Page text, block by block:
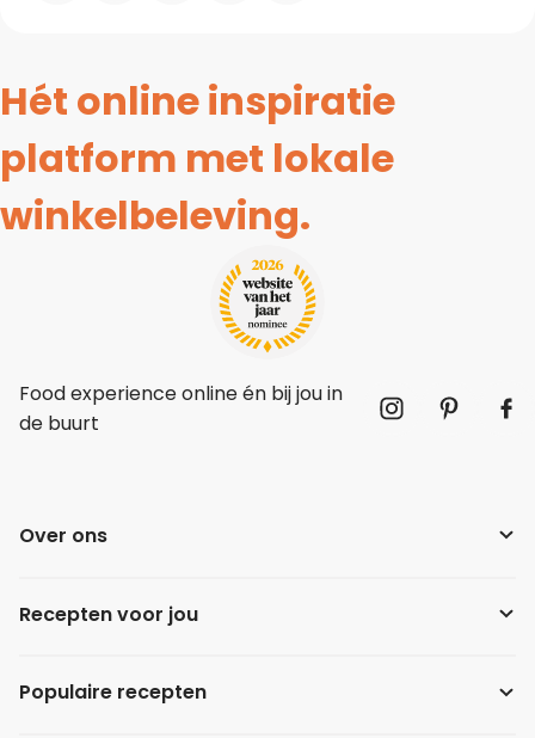
Hét online inspiratie
platform met lokale
winkelbeleving.
Food experience online én bij jou in
de buurt
Over ons
Recepten voor jou
Populaire recepten